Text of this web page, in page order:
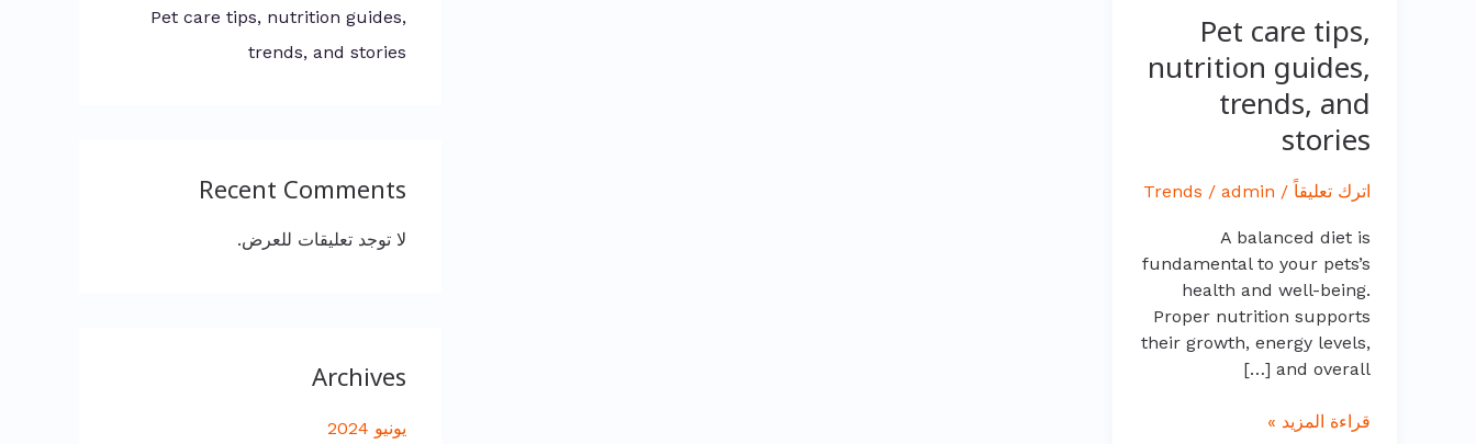
Pet care tips,
nutrition guides,
trends, and
stories
اترك تعليقاً /
Trends / admin
A balanced diet is
fundamental to your pets’s
health and well-being.
Proper nutrition supports
their growth, energy levels,
and overall […]
قراءة المزيد »
Pet care tips, nutrition guides,
trends, and stories
Recent Comments
لا توجد تعليقات للعرض.
Archives
يونيو 2024